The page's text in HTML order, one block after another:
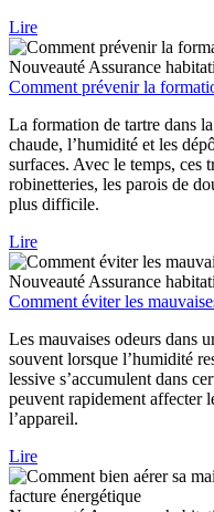
Lire
Nouveauté Assurance
Comment prévenir la
La formation de tartre dans
chaude, l’humidité et les
surfaces. Avec le temps, ces
robinetteries, les parois de
plus difficile.
Lire
Nouveauté Assurance
Comment éviter les
Les mauvaises odeurs dans
souvent lorsque l’humidité
lessive s’accumulent dans
peuvent rapidement affecter
l’appareil.
Lire